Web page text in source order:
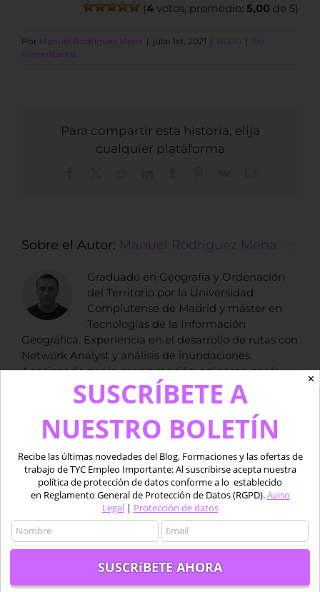
(4 votos, promedio: 5,00 de 5)
Por Manuel Rodríguez Mena | julio 1st, 2021 | BLOG | Sin
comentarios
Para compartir esta historia, elija
cualquier plataforma
Sobre el Autor: Manuel Rodríguez Mena
Graduado en Geografía y Ordenación
del Territorio por la Universidad
Complutense de Madrid y máster en
Tecnologías de la Información
Geográfica. Experiencia en el desarrollo de rutas con
Network Analyst y análisis de inundaciones.
Apasionado por la programación, así como por la
geomorfología de glaciares y el clima. Manejo
avanzado de software GIS y AutoCAD.
Artículos relacionados
Nueva
aplicación para
descargar
Fuentes de
datos LiDAR de
✕
SUSCRÍBETE A
NUESTRO BOLETÍN
Recibe las últimas novedades del Blog, Formaciones y las ofertas de
trabajo de TYC Empleo Importante: Al suscribirse acepta nuestra
política de protección de datos conforme a lo establecido
en Reglamento General de Protección de Datos (RGPD).Aviso
Legal| Protección de datos